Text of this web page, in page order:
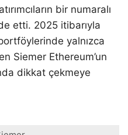
bir numaralı
etti. 2025 itibarıyla
yalnızca
Siemer Ethereum’un
dikkat çekmeye